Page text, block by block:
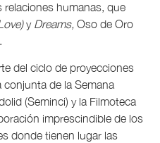
relaciones humanas, que
y Dreams, Oso de Oro
del ciclo de proyecciones
de la Semana
(Seminci) y la Filmoteca
imprescindible de los
donde tienen lugar las